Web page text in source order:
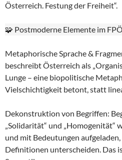
Österreich. Festung der Freiheit“.
🧩 Postmoderne Elemente im
Metaphorische Sprache &
beschreibt Österreich als
Lunge – eine biopolitische
Vielschichtigkeit betont, statt
Dekonstruktion von Begriffen:
„Solidarität“ und „Homogenität“
und mit Bedeutungen
Definitionen unterscheiden. Das